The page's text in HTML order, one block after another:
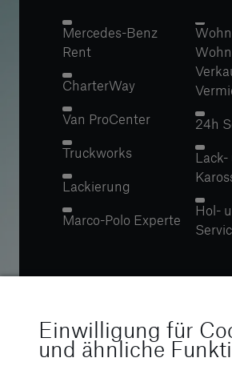
Mercedes-Benz
Rent
CharterWay
Van ProCenter
Truckworks
Lackierung
Marco-Polo Experte
24h
Lack-
Hol-
Einwilligung für
und ähnliche